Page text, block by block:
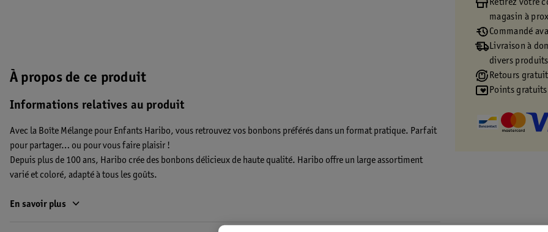
À propos de ce produit
Informations relatives au produit
Avec la Boîte Mélange pour Enfants Haribo, vous retrouvez vos bonbons préférés dans un format pratique. Parfait
pour partager… ou pour vous faire plaisir !
Depuis plus de 100 ans, Haribo crée des bonbons délicieux de haute qualité. Haribo offre un large assortiment
varié et coloré, adapté à tous les goûts.
Haribo, c’est la promesse d’un moment de joie pure et spontanée, pour tous les âges. Le slogan d’Haribo ne ment
En savoir plus
Retirez votre
magasin à
Commandé
Livraison à
divers
Retours
Points